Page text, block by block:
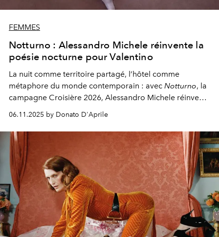
FEMMES
Notturno : Alessandro Michele réinvente la
poésie nocturne pour Valentino
La nuit comme territoire partagé, l’hôtel comme
métaphore du monde contemporain : avec Notturno, la
campagne Croisière 2026, Alessandro Michele réinvente
la grammaire de l’intime selon Valentino.
06.11.2025 by Donato D'Aprile